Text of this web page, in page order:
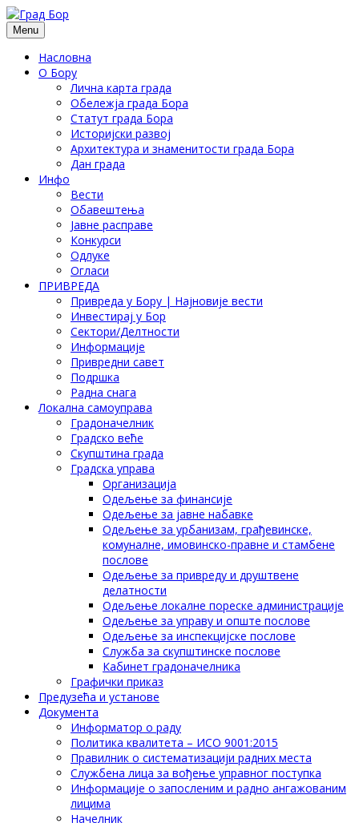
Menu
Насловна
О Бору
Лична карта града
Обележја града Бора
Статут града Бора
Историјски развој
Архитектура и знаменитости града Бора
Дан града
Инфо
Вести
Обавештења
Јавне расправе
Конкурси
Одлуке
Огласи
ПРИВРЕДА
Привреда у Бору | Најновије вести
Инвестирај у Бор
Сектори/Делтности
Информације
Привредни савет
Подршка
Радна снага
Локална самоуправа
Градоначелник
Градско веће
Скупштина града
Градска управа
Организација
Одељење за финансије
Одељење за јавне набавке
Одељење за урбанизам, грађевинске,
комуналне, имовинско-правне и стамбене
послове
Одељење за привреду и друштвене
делатности
Одељење локалне пореске администрације
Одељење за управу и опште послове
Одељење за инспекцијске послове
Служба за скупштинске послове
Кабинет градоначелника
Графички приказ
Предузећа и установе
Документа
Информатор о раду
Политика квалитета – ИСО 9001:2015
Правилник о систематизацији радних места
Службена лица за вођење управног поступка
Информације о запосленим и радно ангажованим
лицима
Начелник